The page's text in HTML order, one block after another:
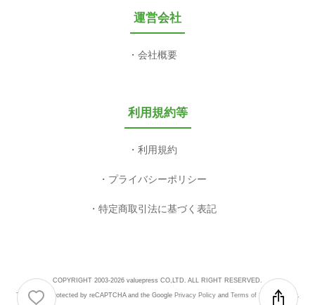
運営会社
会社概要
利用規約等
利用規約
プライバシーポリシー
特定商取引法に基づく表記
COPYRIGHT 2003-2026 valuepress CO,LTD. ALL RIGHT RESERVED.
This site is protected by reCAPTCHA and the Google Privacy Policyand Terms of Serviceapply.